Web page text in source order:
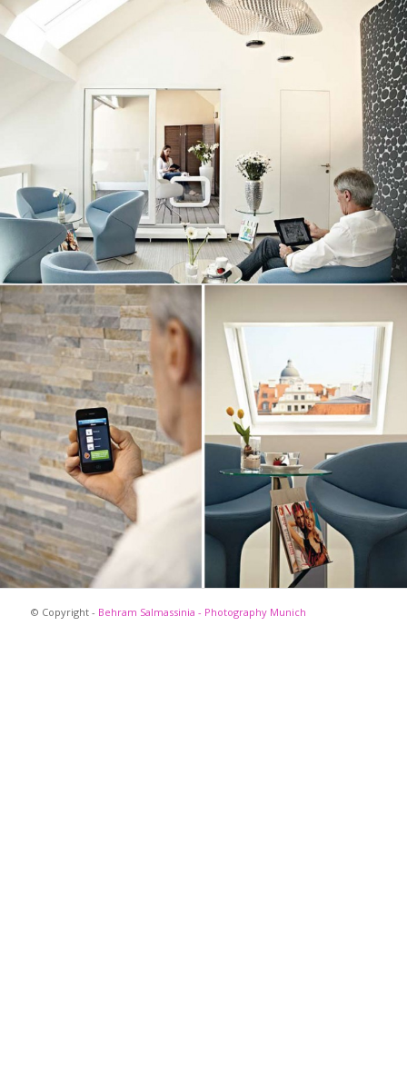
© Copyright - Behram Salmassinia - Photography Munich